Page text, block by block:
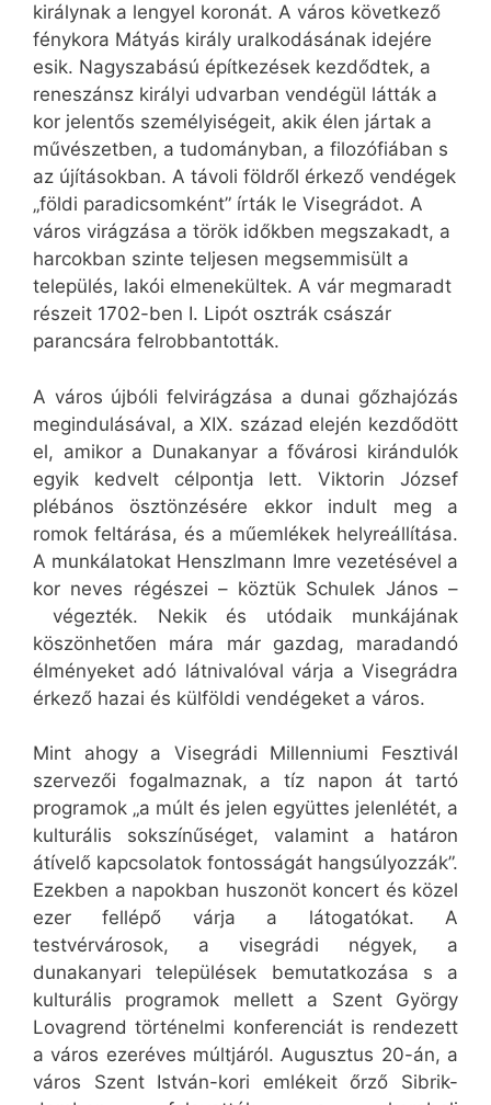
királynak a lengyel koronát. A város következő
fénykora Mátyás király uralkodásának idejére
esik. Nagyszabású építkezések kezdődtek, a
reneszánsz királyi udvarban vendégül látták a
kor jelentős személyiségeit, akik élen jártak a
művészetben, a tudományban, a filozófiában s
az újításokban. A távoli földről érkező vendégek
„földi paradicsomként” írták le Visegrádot. A
város virágzása a török időkben megszakadt, a
harcokban szinte teljesen megsemmisült a
település, lakói elmenekültek. A vár megmaradt
részeit 1702-ben I. Lipót osztrák császár
parancsára felrobbantották.
A város újbóli felvirágzása a dunai gőzhajózás
megindulásával, a XIX. század elején kezdődött
el, amikor a Dunakanyar a fővárosi kirándulók
egyik kedvelt célpontja lett. Viktorin József
plébános ösztönzésére ekkor indult meg a
romok feltárása, és a műemlékek helyreállítása.
A munkálatokat Henszlmann Imre vezetésével a
kor neves régészei – köztük Schulek János –
végezték. Nekik és utódaik munkájának
köszönhetően mára már gazdag, maradandó
élményeket adó látnivalóval várja a Visegrádra
érkező hazai és külföldi vendégeket a város.
Mint ahogy a Visegrádi Millenniumi Fesztivál
szervezői fogalmaznak, a tíz napon át tartó
programok „a múlt és jelen együttes jelenlétét, a
kulturális sokszínűséget, valamint a határon
átívelő kapcsolatok fontosságát hangsúlyozzák”.
Ezekben a napokban huszonöt koncert és közel
ezer fellépő várja a látogatókat. A
testvérvárosok, a visegrádi négyek, a
dunakanyari települések bemutatkozása s a
kulturális programok mellett a Szent György
Lovagrend történelmi konferenciát is rendezett
a város ezeréves múltjáról. Augusztus 20-án, a
város Szent István-kori emlékeit őrző Sibrik-